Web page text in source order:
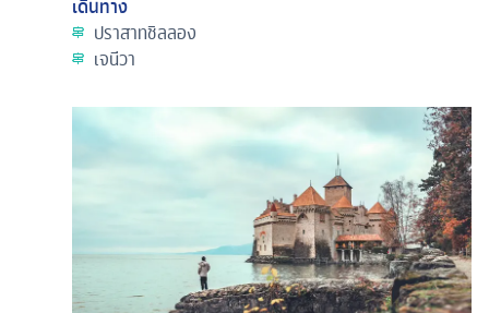
เดินทาง
ปราสาทชิลลอง
เจนีวา